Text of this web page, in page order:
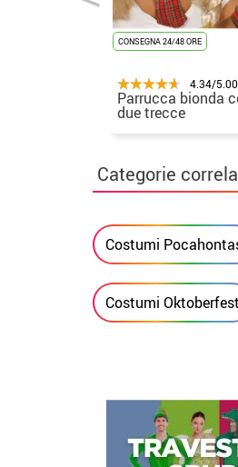
CONSEGNA 24/48 ORE
4.34/5.00
Parrucca bionda
due trecce
Categorie
Costumi
Costumi Oktoberfest